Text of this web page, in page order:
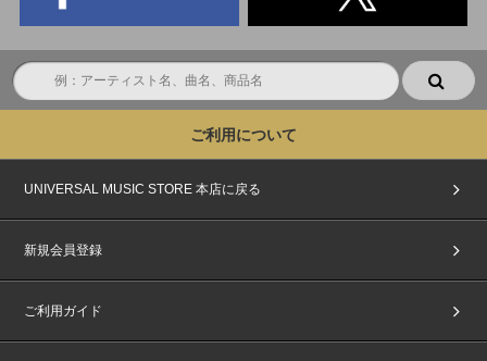
ご利用について
UNIVERSAL MUSIC STORE 本店に戻る
新規会員登録
ご利用ガイド